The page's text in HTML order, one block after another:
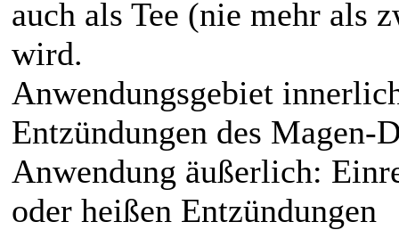
auch als Tee (nie mehr als
wird.
Anwendungsgebiet
Entzündungen des Magen-
Anwendung äußerlich:
oder heißen Entzündungen